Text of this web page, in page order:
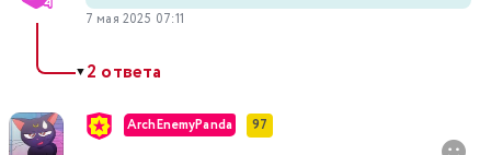
7 мая 2025 07:11
▼2 ответа
ArchEnemyPanda 97